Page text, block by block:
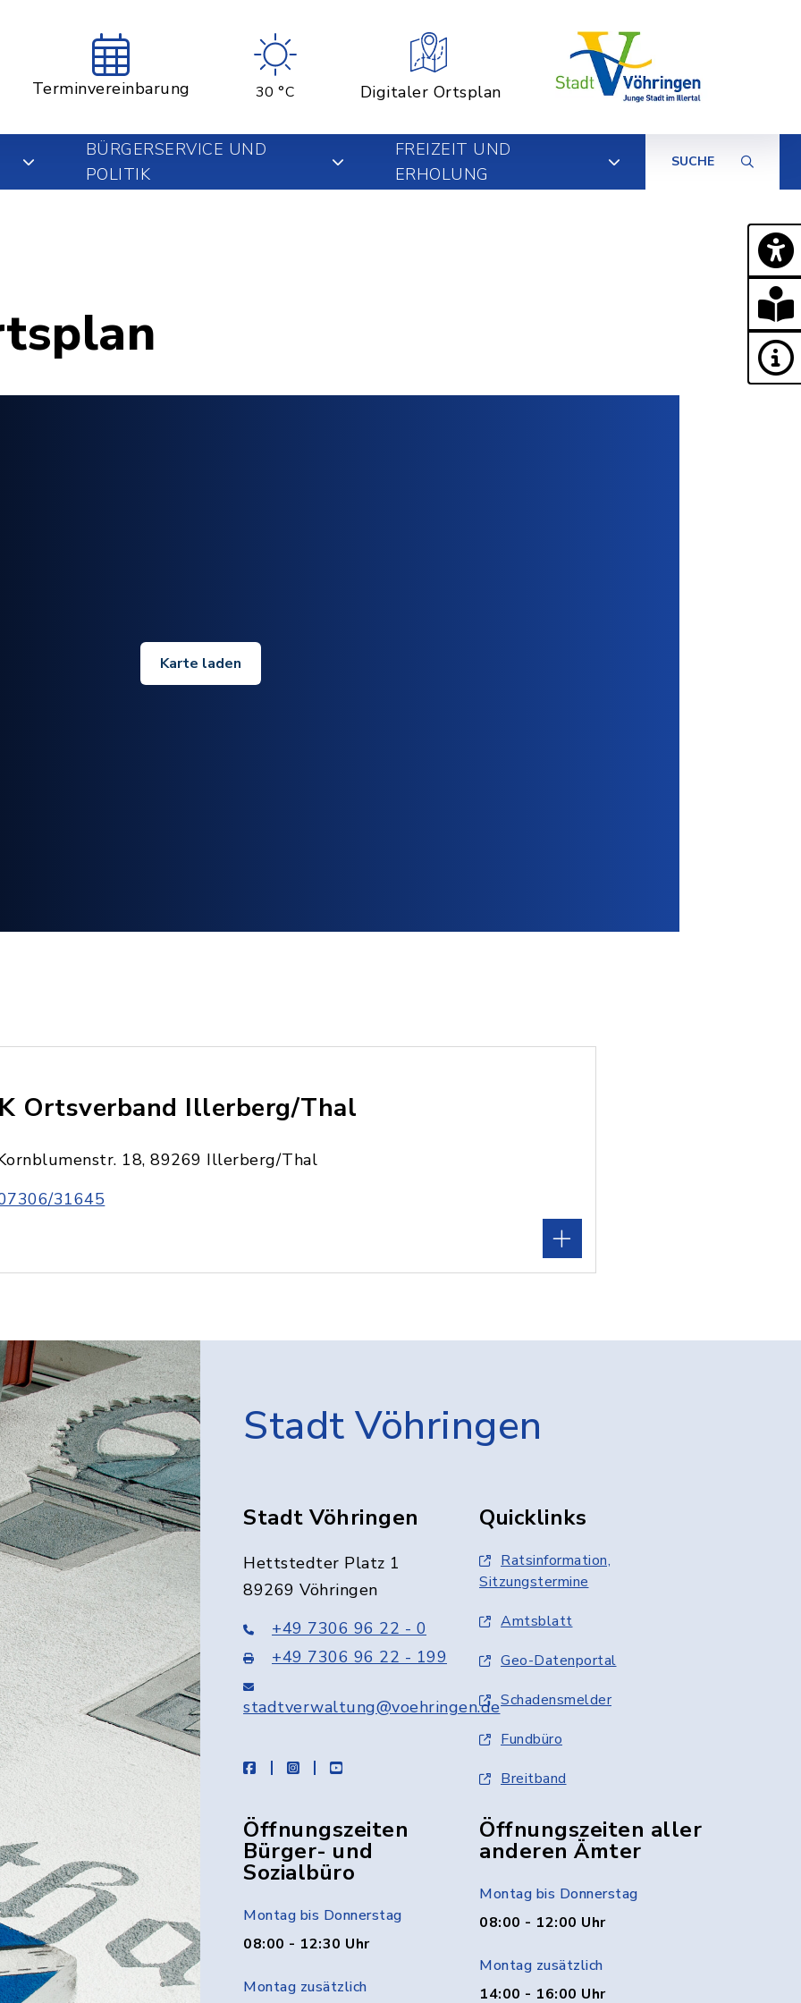
Terminvereinbarung 30 °C Digitaler Ortsplan
BÜRGERSERVICE UND
POLITIK
FREIZEIT UND
ERHOLUNG
SUCHE
Karte laden
Ortsverband Illerberg/Thal
18, 89269 Illerberg/Thal
31645
Stadt Vöhringen
Stadt Vöhringen
Hettstedter Platz 1
89269 Vöhringen
+49 7306 96 22 - 0
+49 7306 96 22 - 199
stadtverwaltung@voehringen.de
facebookinstagramyoutube
Quicklinks
Ratsinformation,
Sitzungstermine
Amtsblatt
Geo-Datenportal
Schadensmelder
Fundbüro
Breitband
Öffnungszeiten
Bürger- und
Sozialbüro
Montag bis Donnerstag
08:00 - 12:30 Uhr
Montag zusätzlich
Öffnungszeiten aller
anderen Ämter
Montag bis Donnerstag
08:00 - 12:00 Uhr
Montag zusätzlich
14:00 - 16:00 Uhr